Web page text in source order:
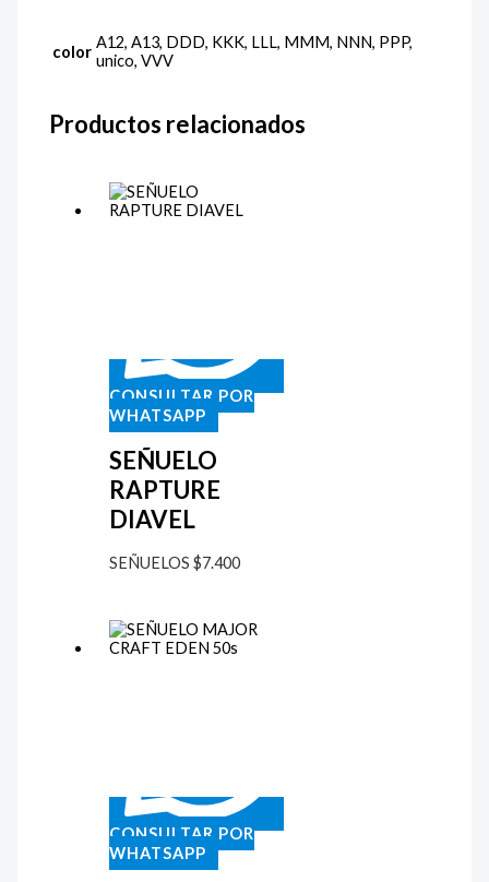
color A12, A13, DDD, KKK, LLL, MMM, NNN, PPP,
unico, VVV
Productos relacionados
CONSULTAR POR
WHATSAPP
SEÑUELO
RAPTURE
DIAVEL
SEÑUELOS $7.400
CONSULTAR POR
WHATSAPP